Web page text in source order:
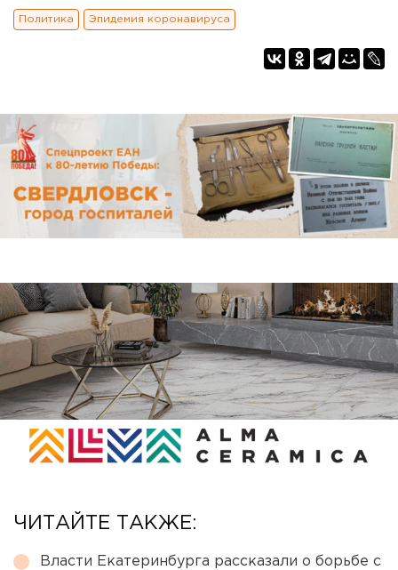
Политика Эпидемия коронавируса
ЧИТАЙТЕ ТАКЖЕ:
Власти Екатеринбурга рассказали о борьбе с